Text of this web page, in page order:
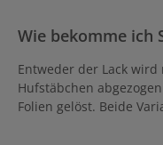
Wie bekomme ich
Entweder der Lack
Hufstäbchen
Folien gelöst. Beide